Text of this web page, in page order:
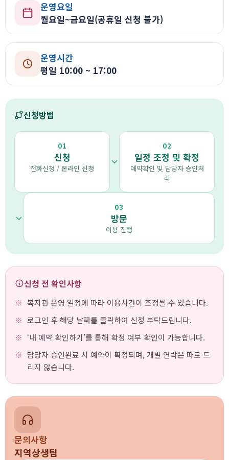
운영요일
월요일~금요일(공휴일 신청 불가)
운영시간
평일 10:00 ~ 17:00
신청방법
01
신청
전화신청 / 온라인 신청
02
일정 조정 및 확정
예약확인 및 담당자 승인처
리
03
방문
이용 진행
신청 전 확인사항
복지관 운영 일정에 따라 이용시간이 조정될 수 있습니다.
로그인 후 해당 날짜를 클릭하여 신청 부탁드립니다.
‘내 예약 확인하기’를 통해 확정 여부 확인이 가능합니다.
담당자 승인완료 시 예약이 확정되며, 개별 연락은 따로 드
리지 않습니다.
문의사항
지역상생팀